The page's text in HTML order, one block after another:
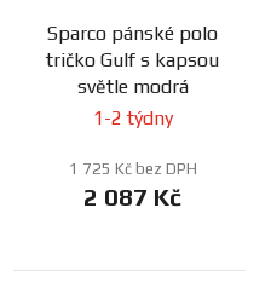
Sparco pánské polo
tričko Gulf s kapsou
světle modrá
1-2 týdny
1 725 Kč bez DPH
2 087 Kč